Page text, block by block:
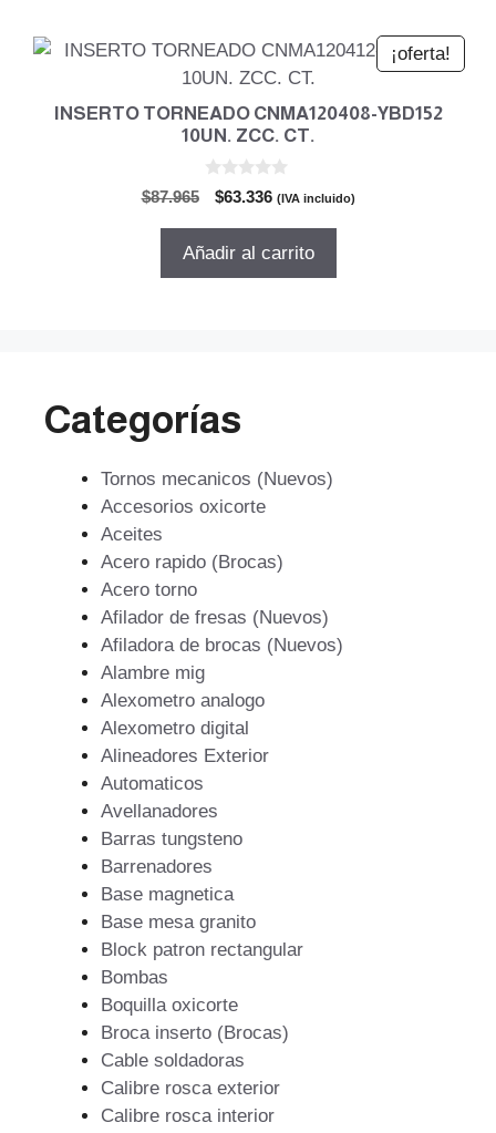
¡oferta!
INSERTO TORNEADO CNMA120408-YBD152
10UN. ZCC. CT.
$87.965
El
original
$63.336El
actual
(IVA incluido)
Añadir al carrito
Categorías
Tornos mecanicos (Nuevos)
Accesorios oxicorte
Aceites
Acero rapido (Brocas)
Acero torno
Afilador de fresas (Nuevos)
Afiladora de brocas (Nuevos)
Alambre mig
Alexometro analogo
Alexometro digital
Alineadores Exterior
Automaticos
Avellanadores
Barras tungsteno
Barrenadores
Base magnetica
Base mesa granito
Block patron rectangular
Bombas
Boquilla oxicorte
Broca inserto (Brocas)
Cable soldadoras
Calibre rosca exterior
Calibre rosca interior